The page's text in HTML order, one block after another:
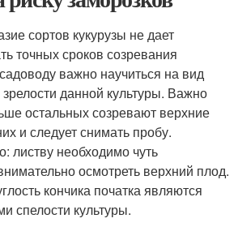
сортов кукурузы не дает
точных сроков созревания
важно научиться на вид
данной культуры. Важно
остальных созревают верхние
и следует снимать пробу.
листву необходимо чуть
осмотреть верхний плод.
кончика початка являются
спелости культуры.